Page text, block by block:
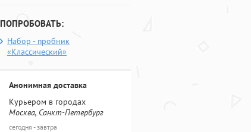
ПОПРОБОВАТЬ:
Набор - пробник
«Классический»
Анонимная доставка
Курьером в городах
Москва, Санкт-Петербург
сегодня - завтра